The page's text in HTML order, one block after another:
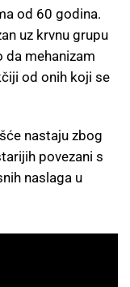
od 60 godina.
uz krvnu grupu
da mehanizam
od onih koji se
nastaju zbog
povezani s
naslaga u